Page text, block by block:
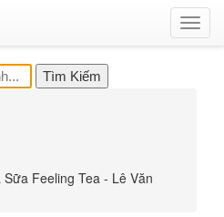
Feeling Tea - Lê Văn